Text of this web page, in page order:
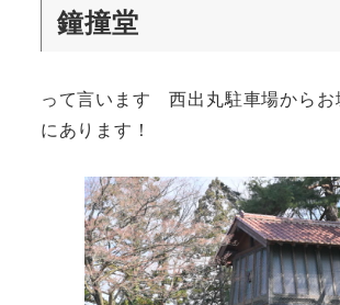
鐘撞堂
って言います 西出丸駐車場からお
にあります！